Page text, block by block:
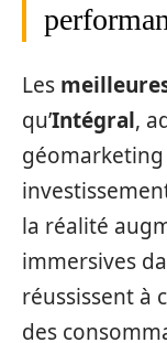
Les
qu’Intégral,
la réalité
immersives
réussissent à
des